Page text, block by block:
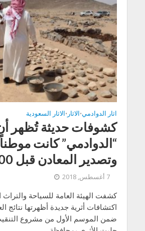
اثار الدوادمي•الاثار •الاثار السعودية
كشوفات حديثة تُظهر
“الدوادمي” كانت
وتصدير المعادن قبل 1200 عام
7 أغسطس, 2018
​​كشفت الهيئة العامة للسياحة
اكتشافات أثرية جديدة أظهرتها نتائج
ضمن الموسم الأول من مشروع